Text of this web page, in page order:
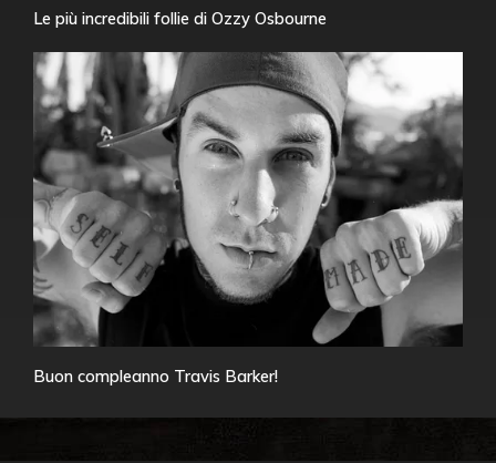
Le più incredibili follie di Ozzy Osbourne
Buon compleanno Travis Barker!